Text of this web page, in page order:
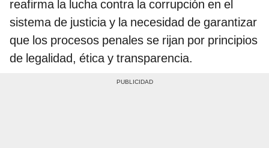
reafirma la lucha contra la corrupción en el
sistema de justicia y la necesidad de garantizar
que los procesos penales se rijan por principios
de legalidad, ética y transparencia.